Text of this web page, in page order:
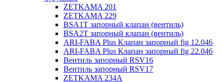
ZETKAMA 201
ZETKAMA 229
BSA1T запорный клапан (вентиль)
BSA2T запорный клапан (вентиль)
ARI-FABA Plus Клапан запорный fig 12.046
ARI-FABA Plus Клапан запорный fig 22.046
Вентиль запорный RSV16
Вентиль запорный RSV17
ZETKAMA 234A